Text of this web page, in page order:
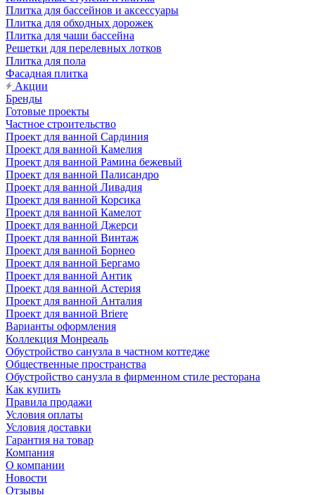
Плитка для бассейнов и аксессуары
Плитка для обходных дорожек
Плитка для чаши бассейна
Решетки для перелевных лотков
Плитка для пола
Фасадная плитка
Акции
Бренды
Готовые проекты
Частное строительство
Проект для ванной Сардиния
Проект для ванной Камелия
Проект для ванной Рамина бежевый
Проект для ванной Палисандро
Проект для ванной Ливадия
Проект для ванной Корсика
Проект для ванной Камелот
Проект для ванной Джерси
Проект для ванной Винтаж
Проект для ванной Борнео
Проект для ванной Бергамо
Проект для ванной Антик
Проект для ванной Астерия
Проект для ванной Анталия
Проект для ванной Briere
Варианты оформления
Коллекция Монреаль
Обустройство санузла в частном коттедже
Общественные пространства
Обустройство санузла в фирменном стиле ресторана
Как купить
Правила продажи
Условия оплаты
Условия доставки
Гарантия на товар
Компания
О компании
Новости
Отзывы